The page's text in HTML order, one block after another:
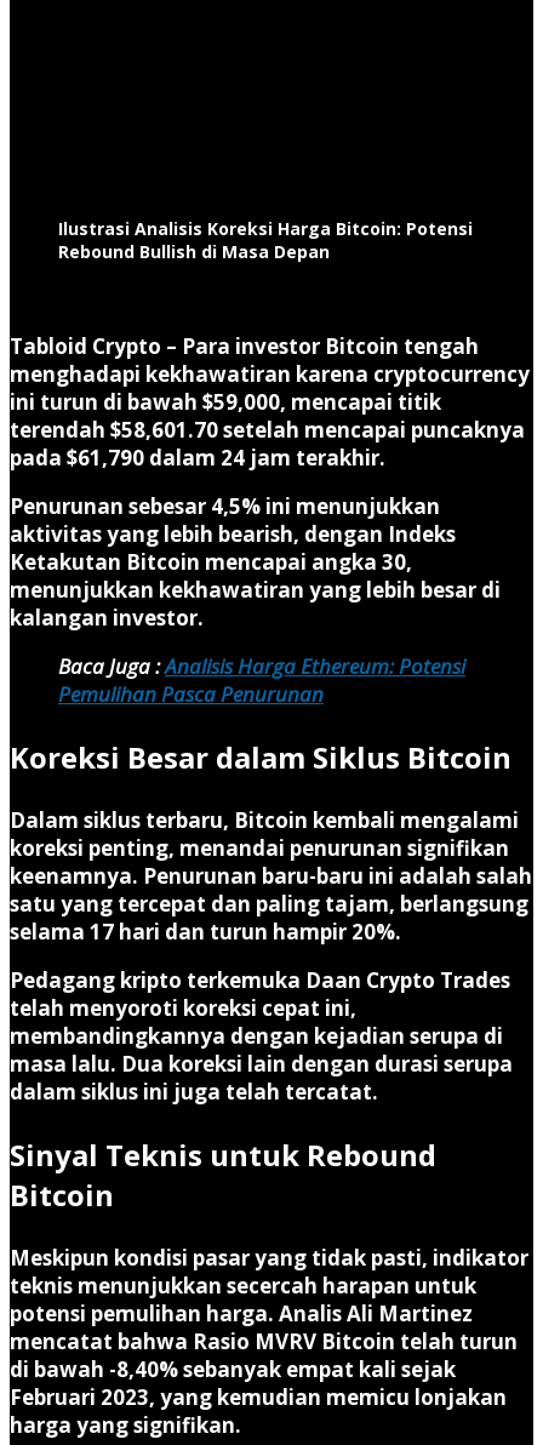
Ilustrasi Analisis Koreksi Harga Bitcoin: Potensi
Rebound Bullish di Masa Depan
Tabloid Crypto – Para investor Bitcoin tengah
menghadapi kekhawatiran karena cryptocurrency
ini turun di bawah $59,000, mencapai titik
terendah $58,601.70 setelah mencapai puncaknya
pada $61,790 dalam 24 jam terakhir.
Penurunan sebesar 4,5% ini menunjukkan
aktivitas yang lebih bearish, dengan Indeks
Ketakutan Bitcoin mencapai angka 30,
menunjukkan kekhawatiran yang lebih besar di
kalangan investor.
Baca Juga :Analisis Harga Ethereum: Potensi
Pemulihan Pasca Penurunan
Koreksi Besar dalam Siklus Bitcoin
Dalam siklus terbaru, Bitcoin kembali mengalami
koreksi penting, menandai penurunan signifikan
keenamnya. Penurunan baru-baru ini adalah salah
satu yang tercepat dan paling tajam, berlangsung
selama 17 hari dan turun hampir 20%.
Pedagang kripto terkemuka Daan Crypto Trades
telah menyoroti koreksi cepat ini,
membandingkannya dengan kejadian serupa di
masa lalu. Dua koreksi lain dengan durasi serupa
dalam siklus ini juga telah tercatat.
Sinyal Teknis untuk Rebound
Bitcoin
Meskipun kondisi pasar yang tidak pasti, indikator
teknis menunjukkan secercah harapan untuk
potensi pemulihan harga. Analis Ali Martinez
mencatat bahwa Rasio MVRV Bitcoin telah turun
di bawah -8,40% sebanyak empat kali sejak
Februari 2023, yang kemudian memicu lonjakan
harga yang signifikan.